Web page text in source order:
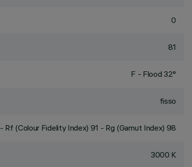
0
81
F - Flood 32°
fisso
- Rf (Colour Fidelity Index) 91 - Rg (Gamut Index) 98
3000 K